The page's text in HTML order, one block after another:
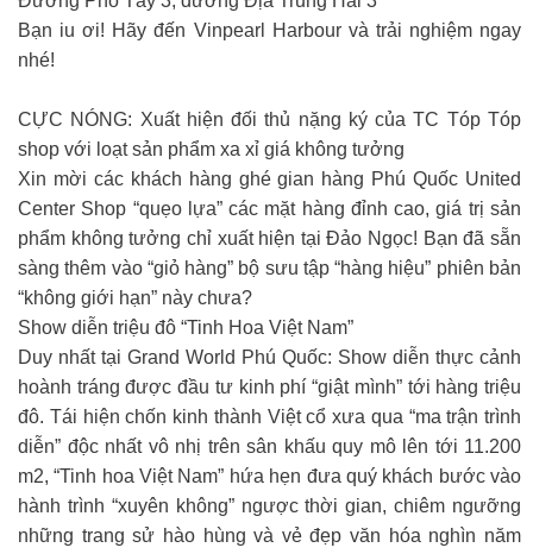
Bạn iu ơi! Hãy đến Vinpearl Harbour và trải nghiệm ngay
nhé!
CỰC NÓNG: Xuất hiện đối thủ nặng ký của TC Tóp Tóp
shop với loạt sản phẩm xa xỉ giá không tưởng
Xin mời các khách hàng ghé gian hàng Phú Quốc United
Center Shop “quẹo lựa” các mặt hàng đỉnh cao, giá trị sản
phẩm không tưởng chỉ xuất hiện tại Đảo Ngọc! Bạn đã sẵn
sàng thêm vào “giỏ hàng” bộ sưu tập “hàng hiệu” phiên bản
“không giới hạn” này chưa?
Show diễn triệu đô “Tinh Hoa Việt Nam”
Duy nhất tại Grand World Phú Quốc: Show diễn thực cảnh
hoành tráng được đầu tư kinh phí “giật mình” tới hàng triệu
đô. Tái hiện chốn kinh thành Việt cổ xưa qua “ma trận trình
diễn” độc nhất vô nhị trên sân khấu quy mô lên tới 11.200
m2, “Tinh hoa Việt Nam” hứa hẹn đưa quý khách bước vào
hành trình “xuyên không” ngược thời gian, chiêm ngưỡng
những trang sử hào hùng và vẻ đẹp văn hóa nghìn năm